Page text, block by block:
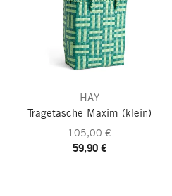
HAY
Tragetasche Maxim (klein)
105,00 €
59,90 €